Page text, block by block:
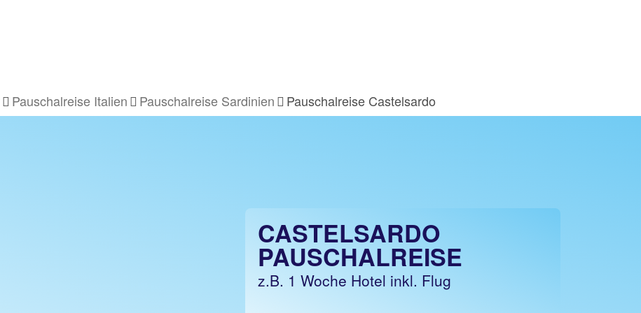
Pauschalreise Italien Pauschalreise Sardinien Pauschalreise Castelsardo
CASTELSARDO
PAUSCHALREISE
z.B. 1 Woche Hotel inkl. Flug